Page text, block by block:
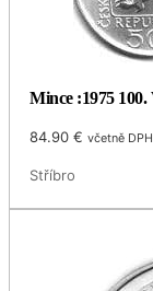
Mince :1975
84.90€ včetně DPH
Stříbro